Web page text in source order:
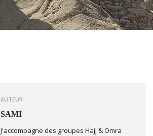
AUTEUR :
SAMI
J'accompagne des groupes Hajj & Omra